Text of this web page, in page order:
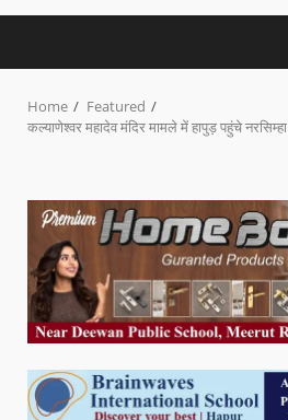
Home
Featured
कल्याणेश्वर महादेव मंदिर मामले में हापुड़ पहुंचे नरसिम्हा